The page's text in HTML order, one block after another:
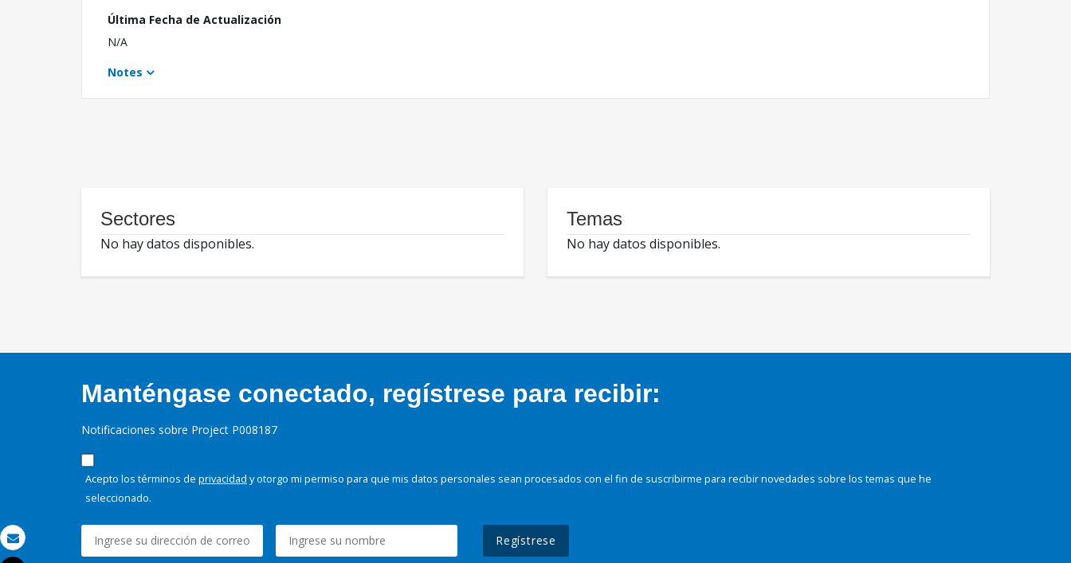
Correo electrónico
Última Fecha de Actualización
N/A
Notes
Sectores
No hay datos disponibles.
Temas
No hay datos disponibles.
Manténgase conectado, regístrese para recibir:
Notificaciones sobre Project P008187
Acepto los términos de privacidad y otorgo mi permiso para que mis datos personales sean procesados con el fin de suscribirme para recibir novedades sobre los temas que he
seleccionado.
Regístrese